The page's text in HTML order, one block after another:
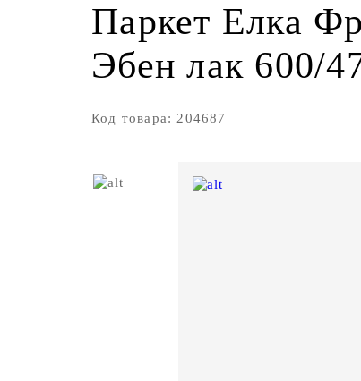
Паркет Елка
Эбен лак 600/
Код товара: 204687